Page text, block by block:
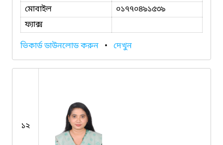
মোবাইল
০১৭৭০৪৯১৫৩৯
ফ্যাক্স
ভিকার্ড ডাউনলোড করুন • দেখুন
১২